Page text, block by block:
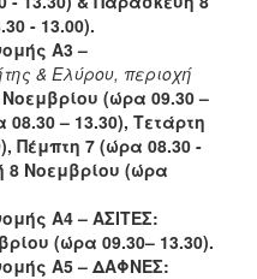
- 13.00).
Α3 –
& Ελύρου, περιοχή
(ώρα 09.30 –
– 13.30), Τετάρτη
Πέμπτη 7 (ώρα 08.30 -
8 Νοεμβρίου (ώρα
Α4 – ΑΣΙΤΕΣ:
(ώρα 09.30– 13.30).
Α5 – ΔΑΦΝΕΣ: